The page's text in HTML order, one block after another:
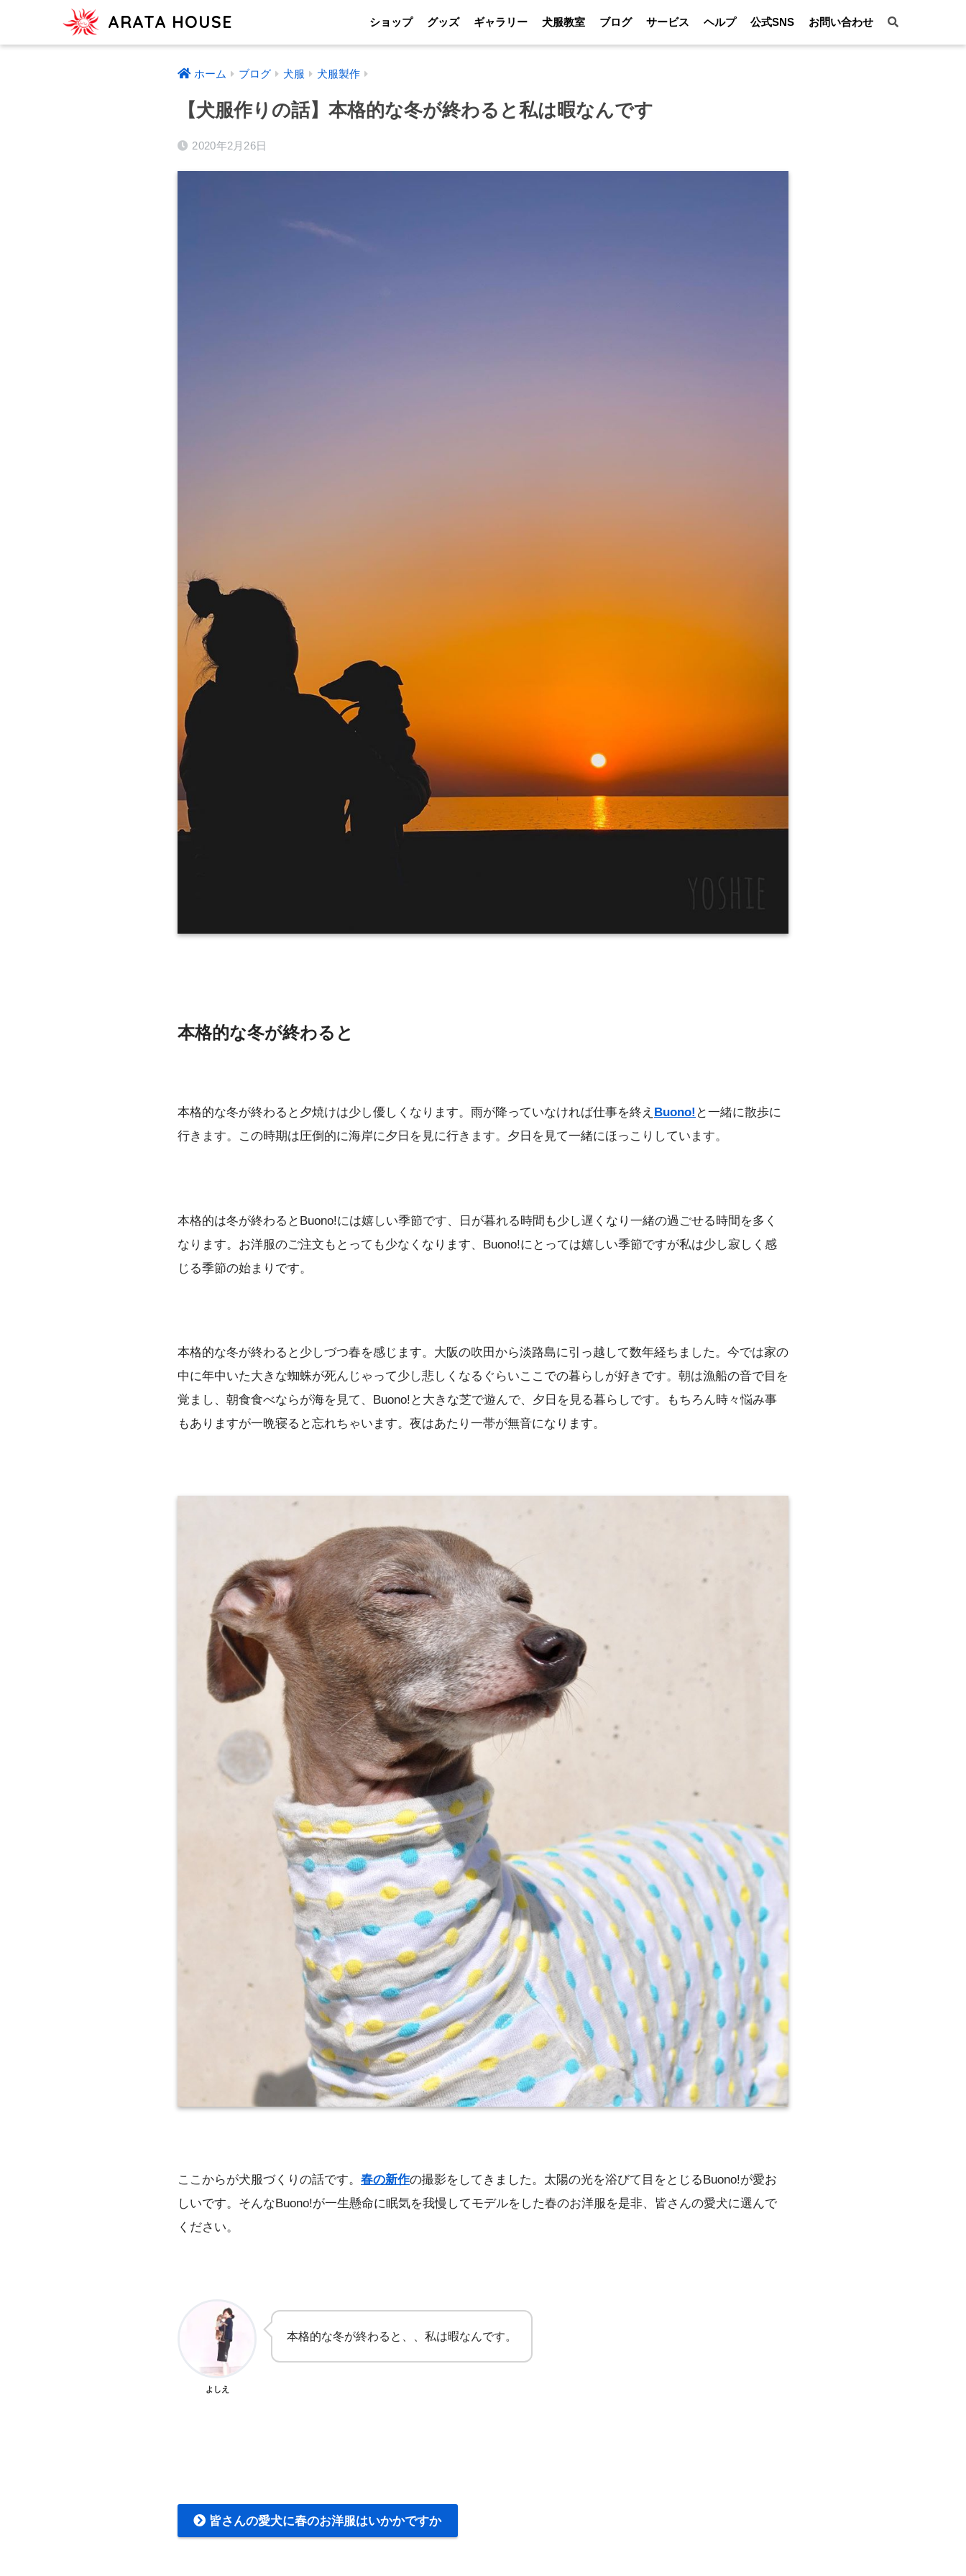
ARATA HOUSE ショップ グッズ ギャラリー 犬服教室 ブログ サービス ヘルプ 公式SNS お問い合わせ
ホーム ブログ 犬服 犬服製作
【犬服作りの話】本格的な冬が終わると私は暇なんです
2020年2月26日
本格的な冬が終わると
本格的な冬が終わると夕焼けは少し優しくなります。雨が降っていなければ仕事を終え Buono! と一緒に散歩に
行きます。この時期は圧倒的に海岸に夕日を見に行きます。夕日を見て一緒にほっこりしています。
本格的は冬が終わるとBuono!には嬉しい季節です、日が暮れる時間も少し遅くなり一緒の過ごせる時間を多く
なります。お洋服のご注文もとっても少なくなります、Buono!にとっては嬉しい季節ですが私は少し寂しく感
じる季節の始まりです。
本格的な冬が終わると少しづつ春を感じます。大阪の吹田から淡路島に引っ越して数年経ちました。今では家の
中に年中いた大きな蜘蛛が死んじゃって少し悲しくなるぐらいここでの暮らしが好きです。朝は漁船の音で目を
覚まし、朝食食べならが海を見て、Buono!と大きな芝で遊んで、夕日を見る暮らしです。もちろん時々悩み事
もありますが一晩寝ると忘れちゃいます。夜はあたり一帯が無音になります。
ここからが犬服づくりの話です。 春の新作の撮影をしてきました。太陽の光を浴びて目をとじるBuono!が愛お
しいです。そんなBuono!が一生懸命に眠気を我慢してモデルをした春のお洋服を是非、皆さんの愛犬に選んで
ください。
よしえ
本格的な冬が終わると、、私は暇なんです。
皆さんの愛犬に春のお洋服はいかかですか